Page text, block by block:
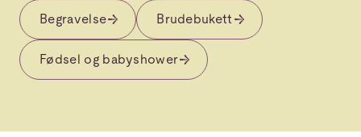
Begravelse Brudebukett
Fødsel og babyshower